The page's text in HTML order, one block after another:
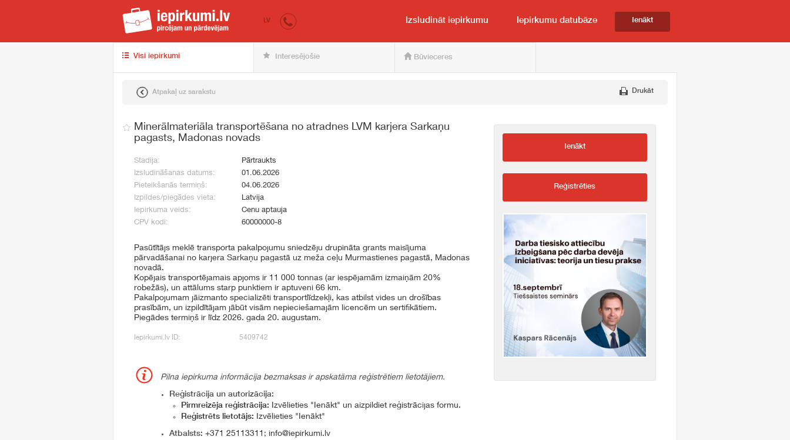
iepirkumi.lv pircējam un pārdevējam
LV Izsludināt iepirkumu Iepirkumu datubāze Ienākt
Visi iepirkumi Interesējošie Būvieceres
Atpakaļ uz sarakstu Drukāt
Minerālmateriāla transportēšana no atradnes LVM karjera Sarkaņu
pagasts, Madonas novads
Stadija:
Pārtraukts
Izsludināšanas datums:
01.06.2026
Pieteikšanās termiņš:
04.06.2026
Izpildes/piegādes vieta:
Latvija
Iepirkuma veids:
Cenu aptauja
CPV kodi:
60000000-8
Pasūtītājs meklē transporta pakalpojumu sniedzēju drupināta grants maisījuma
pārvadāšanai no karjera Sarkaņu pagastā uz meža ceļu Murmastienes pagastā, Madonas
novadā.
Kopējais transportējamais apjoms ir 11 000 tonnas (ar iespējamām izmaiņām 20%
robežās), un attālums starp punktiem ir aptuveni 66 km.
Pakalpojumam jāizmanto specializēti transportlīdzekļi, kas atbilst vides un drošības
prasībām, un izpildītājam jābūt visām nepieciešamajām licencēm un sertifikātiem.
Piegādes termiņš ir līdz 2026. gada 20. augustam.
Iepirkumi.lv ID: 5409742
Pilna iepirkuma informācija bezmaksas ir apskatāma reģistrētiem lietotājiem.
Reģistrācija un autorizācija:
Pirmreizēja reģistrācija: Izvēlieties "Ienākt" un aizpildiet reģistrācijas formu.
Reģistrēts lietotājs: Izvēlieties "Ienākt"
Atbalsts: +371 25113311 ; info@iepirkumi.lv
Ienākt
Reģistrēties